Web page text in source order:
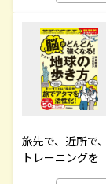
旅先で、近所で
トレーニングを